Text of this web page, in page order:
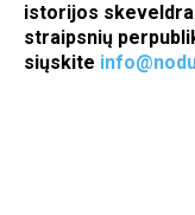
istorijos
straipsnių
siųskite